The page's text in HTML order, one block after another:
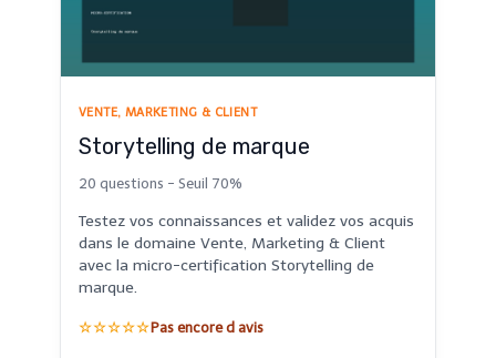
VENTE, MARKETING & CLIENT
Storytelling de marque
20 questions - Seuil 70%
Testez vos connaissances et validez vos acquis
dans le domaine Vente, Marketing & Client
avec la micro-certification Storytelling de
marque.
☆☆☆☆☆Pas encore d avis